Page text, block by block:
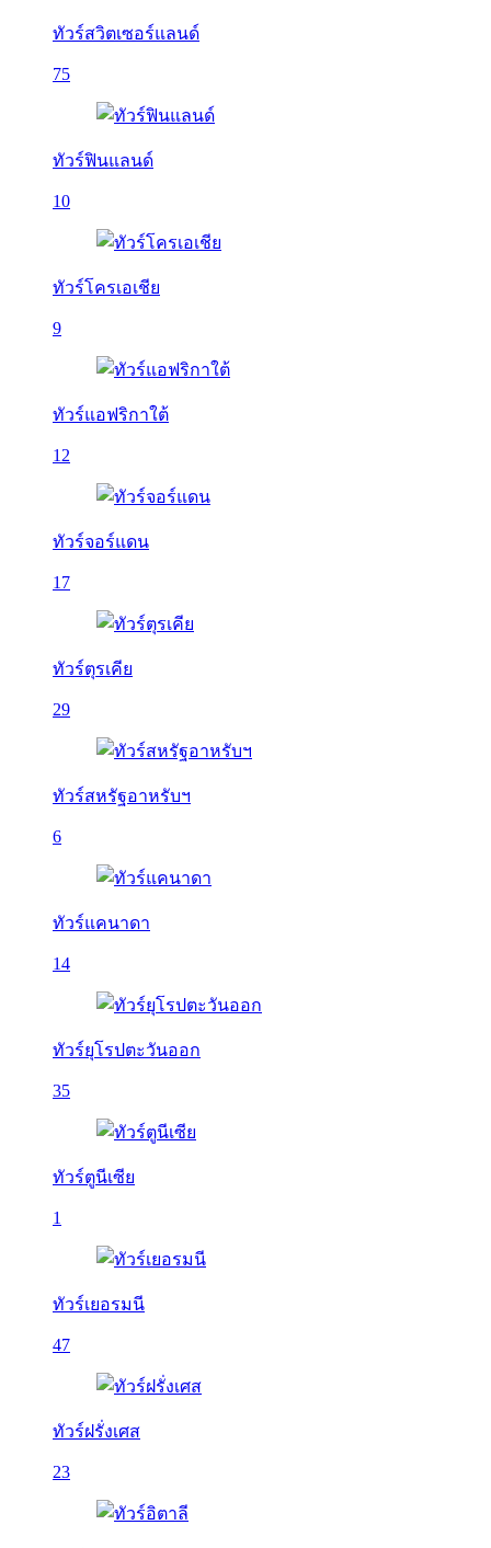
ทัวร์สวิตเซอร์แลนด์
75
ทัวร์ฟินแลนด์
10
ทัวร์โครเอเชีย
9
ทัวร์แอฟริกาใต้
12
ทัวร์จอร์แดน
17
ทัวร์ตุรเคีย
29
ทัวร์สหรัฐอาหรับฯ
6
ทัวร์แคนาดา
14
ทัวร์ยุโรปตะวันออก
35
ทัวร์ตูนีเซีย
1
ทัวร์เยอรมนี
47
ทัวร์ฝรั่งเศส
23